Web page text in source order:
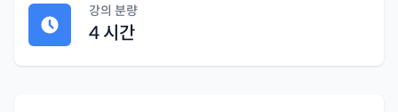
강의 분량
4 시간